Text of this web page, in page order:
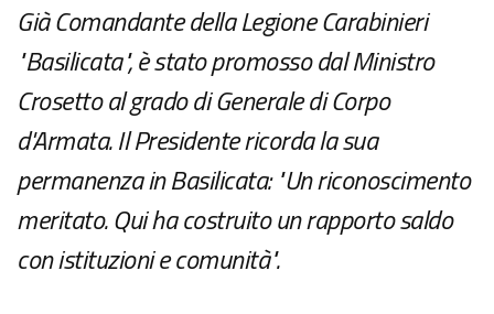
Già Comandante della Legione Carabinieri
"Basilicata", è stato promosso dal Ministro
Crosetto al grado di Generale di Corpo
d'Armata. Il Presidente ricorda la sua
permanenza in Basilicata: "Un riconoscimento
meritato. Qui ha costruito un rapporto saldo
con istituzioni e comunità".